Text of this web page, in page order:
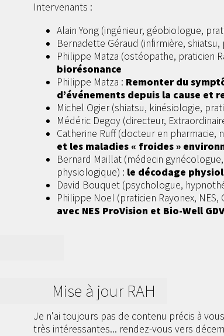
Intervenants :
Alain Yong (ingénieur, géobiologue,
Bernadette Géraud (infirmière, shiatsu,
Philippe Matza (ostéopathe, praticien
biorésonance
Philippe Matza : Remonter du
d’événements depuis la cause
Michel Ogier (shiatsu, kinésiologie,
Médéric Degoy (directeur,
Catherine Ruff (docteur en pharmacie,
et les maladies « froides »
Bernard Maillat (médecin
physiologique) : le décodage
David Bouquet (psychologue,
Philippe Noel (praticien Rayonex, NES,
avec NES ProVision et Bio-Well GDV
Mise à jour RAH
Je n'ai toujours pas de contenu précis à
très intéressantes... rendez-vous vers